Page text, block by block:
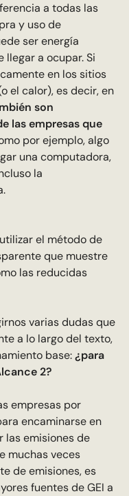
a todas las
y uso de
ser energía
a ocupar. Si
en los sitios
el calor), es decir, en
son
las empresas que
por ejemplo, algo
una computadora,
la
el método de
que muestre
las reducidas
varias dudas que
a lo largo del texto,
base:¿para
2?
empresas por
encaminarse en
las emisiones de
muchas veces
de emisiones, es
fuentes de GEI a